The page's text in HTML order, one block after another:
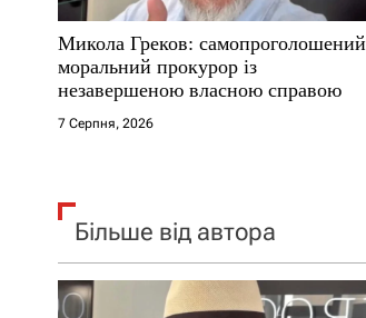
с
і
в
Микола Греков: самопроголошений
моральний прокурор із
незавершеною власною справою
7 Серпня, 2026
Більше від автора